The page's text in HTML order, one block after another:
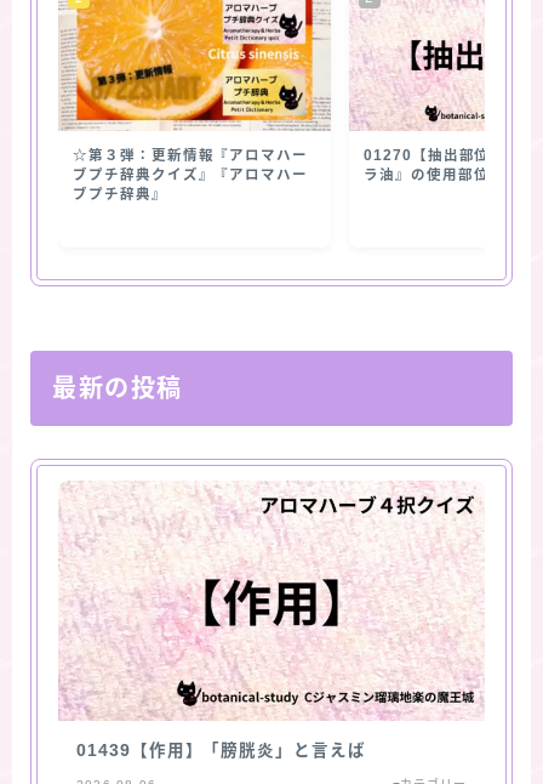
☆第３弾：更新情報『アロマハー
ブプチ辞典クイズ』『アロマハー
ブプチ辞典』
01270【抽出部位】『カ
ラ油』の使用部位
最新の投稿
01439【作用】「膀胱炎」と言えば